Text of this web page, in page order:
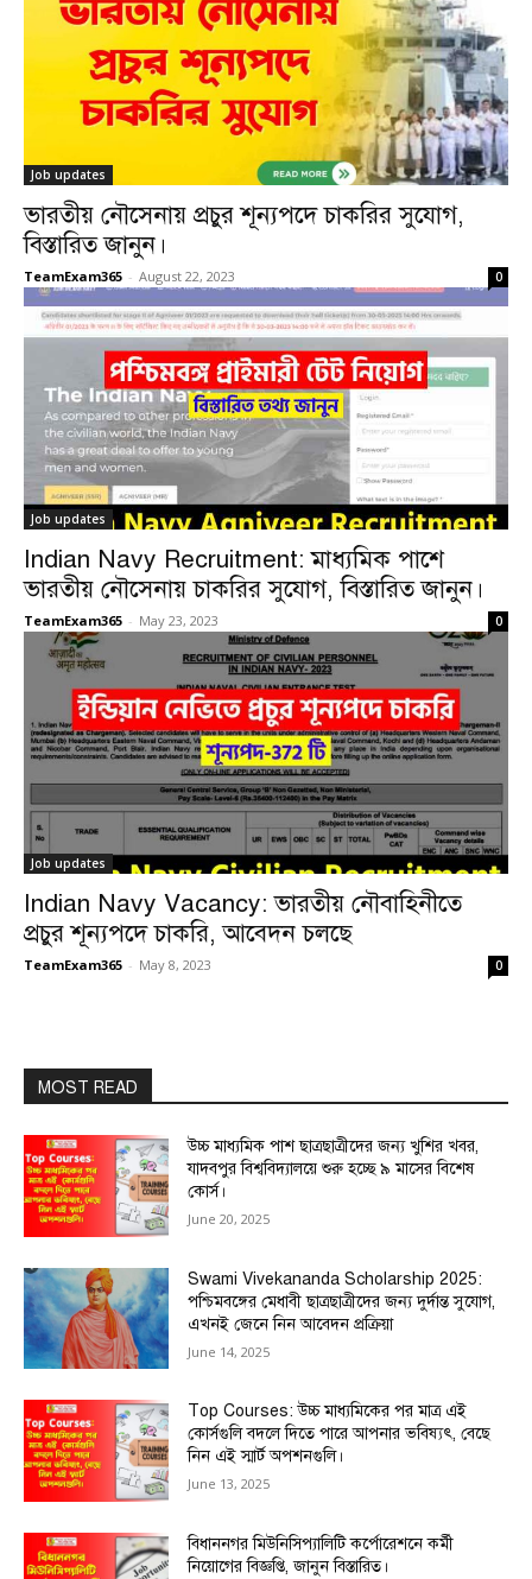
Job updates
ভারতীয় নৌসেনায় প্রচুর শূন্যপদে চাকরির সুযোগ,
বিস্তারিত জানুন।
TeamExam365 - August 22, 2023 0
Job updates
Indian Navy Recruitment: মাধ্যমিক পাশে
ভারতীয় নৌসেনায় চাকরির সুযোগ, বিস্তারিত জানুন।
TeamExam365 - May 23, 2023 0
Job updates
Indian Navy Vacancy: ভারতীয় নৌবাহিনীতে
প্রচুর শূন্যপদে চাকরি, আবেদন চলছে
TeamExam365 - May 8, 2023 0
MOST READ
উচ্চ মাধ্যমিক পাশ ছাত্রছাত্রীদের জন্য খুশির খবর,
যাদবপুর বিশ্ববিদ্যালয়ে শুরু হচ্ছে ৯ মাসের বিশেষ
কোর্স।
June 20, 2025
Swami Vivekananda Scholarship 2025:
পশ্চিমবঙ্গের মেধাবী ছাত্রছাত্রীদের জন্য দুর্দান্ত সুযোগ,
এখনই জেনে নিন আবেদন প্রক্রিয়া
June 14, 2025
Top Courses: উচ্চ মাধ্যমিকের পর মাত্র এই
কোর্সগুলি বদলে দিতে পারে আপনার ভবিষ্যৎ, বেছে
নিন এই স্মার্ট অপশনগুলি।
June 13, 2025
বিধাননগর মিউনিসিপ্যালিটি কর্পোরেশনে কর্মী
নিয়োগের বিজ্ঞপ্তি, জানুন বিস্তারিত।